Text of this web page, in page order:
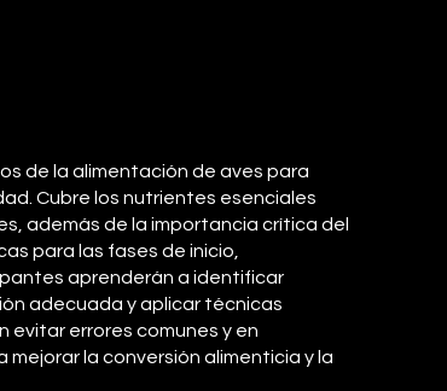
de la alimentación de aves para
Cubre los nutrientes esenciales
además de la importancia crítica del
para las fases de inicio,
aprenderán a identificar
adecuada y aplicar técnicas
evitar errores comunes y en
la conversión alimenticia y la